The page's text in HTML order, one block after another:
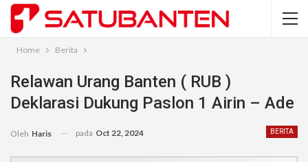
Home Berita
Relawan Urang Banten ( RUB )
Deklarasi Dukung Paslon 1 Airin – Ade
BERITA
Oleh Haris pada Oct 22, 2024